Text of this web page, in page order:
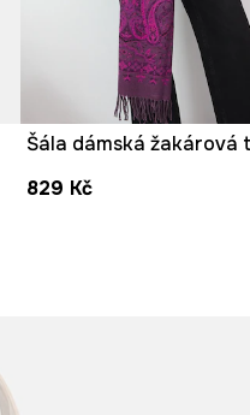
829 Kč